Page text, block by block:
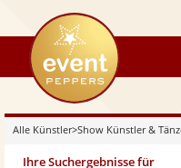
eventpeppers
Alle Künstler>Show Künstler &
Ihre Suchergebnisse für